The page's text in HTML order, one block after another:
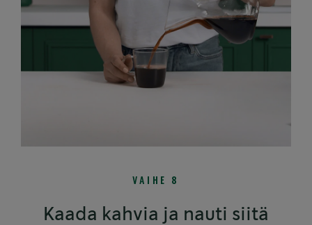
VAIHE 8
Kaada kahvia ja nauti siitä